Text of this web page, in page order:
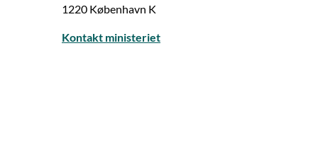
1220 København K
Kontakt ministeriet